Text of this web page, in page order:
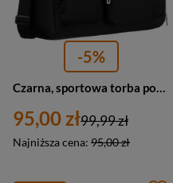
-5%
Czarna, sportowa torba podróżna z poliestru z paskiem na ramię - Peterson
95,00 zł
Najniższa cena: 95,00 zł
99,99 zł